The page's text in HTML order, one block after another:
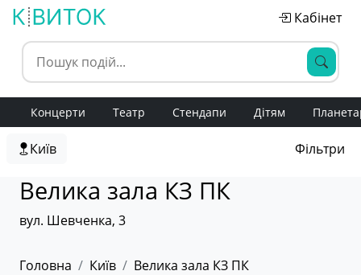
Кабінет
Концерти Театр Стендапи Дітям
Київ Фільтри
Велика зала КЗ ПК
вул. Шевченка, 3
Головна Київ Велика зала КЗ ПК